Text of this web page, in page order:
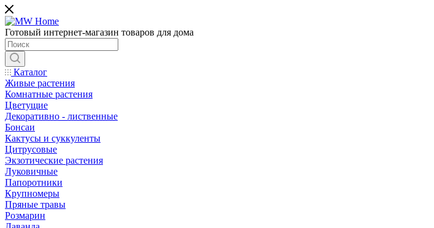
Готовый интернет-магазин товаров для дома
Каталог
Живые растения
Комнатные растения
Цветущие
Декоративно - лиственные
Бонсаи
Кактусы и суккуленты
Цитрусовые
Экзотические растения
Луковичные
Папоротники
Крупномеры
Пряные травы
Розмарин